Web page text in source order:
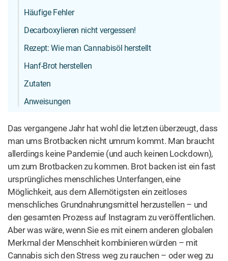
Häufige Fehler
Decarboxylieren nicht vergessen!
Rezept: Wie man Cannabisöl herstellt
Hanf-Brot herstellen
Zutaten
Anweisungen
Das vergangene Jahr hat wohl die letzten überzeugt, dass
man ums Brotbacken nicht umrum kommt. Man braucht
allerdings keine Pandemie (und auch keinen Lockdown),
um zum Brotbacken zu kommen. Brot backen ist ein fast
ursprüngliches menschliches Unterfangen, eine
Möglichkeit, aus dem Allernötigsten ein zeitloses
menschliches Grundnahrungsmittel herzustellen – und
den gesamten Prozess auf Instagram zu veröffentlichen.
Aber was wäre, wenn Sie es mit einem anderen globalen
Merkmal der Menschheit kombinieren würden – mit
Cannabis sich den Stress weg zu rauchen – oder weg zu